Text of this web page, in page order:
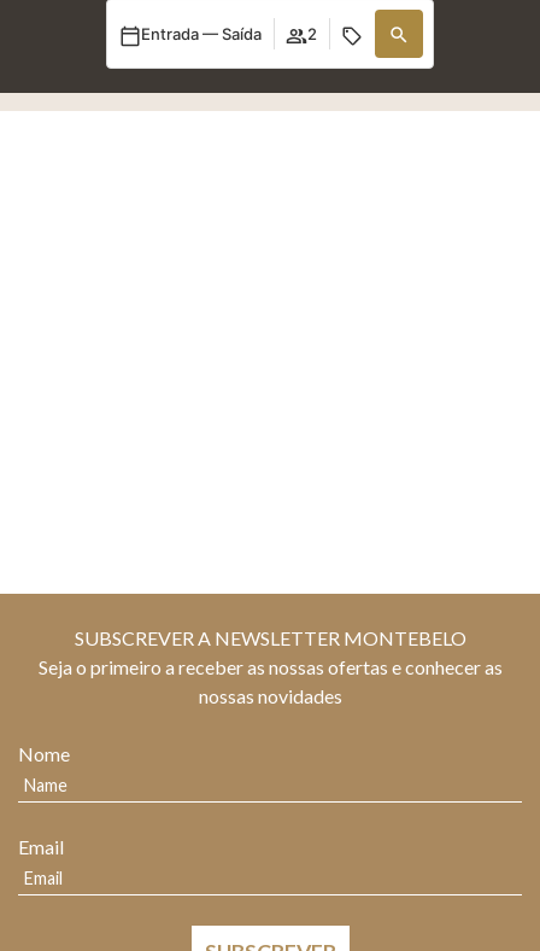
Entrada — Saída 2
SUBSCREVER A NEWSLETTER MONTEBELO
Seja o primeiro a receber as nossas ofertas e conhecer as
nossas novidades
Nome
Email